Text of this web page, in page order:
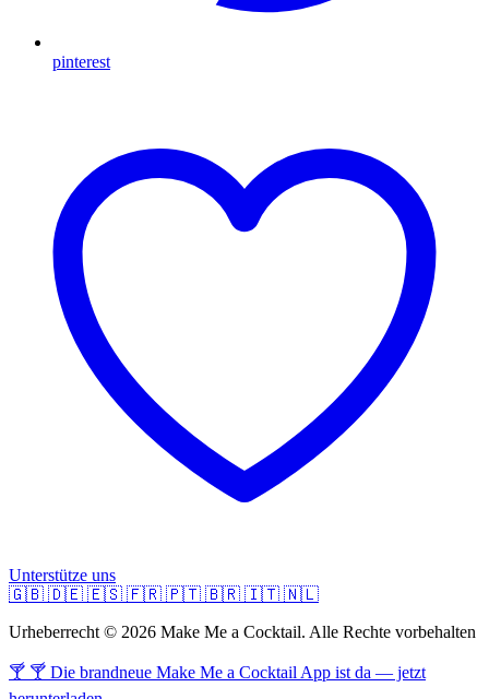
pinterest
Unterstütze uns
🇬🇧 🇩🇪 🇪🇸 🇫🇷 🇵🇹 🇧🇷 🇮🇹 🇳🇱
Urheberrecht © 2026 Make Me a Cocktail. Alle Rechte vorbehalten
🍸 🍸 Die brandneue Make Me a Cocktail App ist da — jetzt